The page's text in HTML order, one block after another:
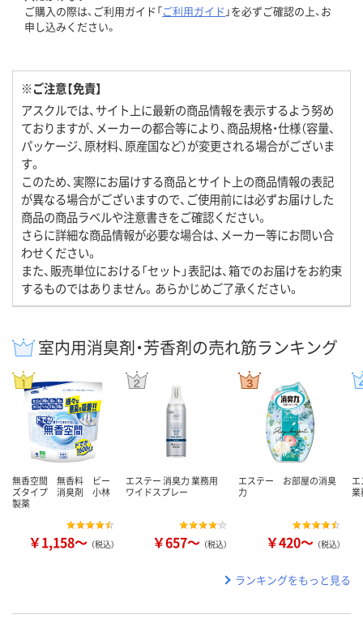
ご購入の際は、ご利用ガイド「ご利用ガイド 」を必ずご確認の上、お
申し込みください。
※ご注意【免責】
アスクルでは、サイト上に最新の商品情報を表示するよう努め
ておりますが、メーカーの都合等により、商品規格・仕様（容量、
パッケージ、原材料、原産国など）が変更される場合がございま
す。
このため、実際にお届けする商品とサイト上の商品情報の表記
が異なる場合がございますので、ご使用前には必ずお届けした
商品の商品ラベルや注意書きをご確認ください。
さらに詳細な商品情報が必要な場合は、メーカー等にお問い合
わせください。
また、販売単位における「セット」表記は、箱でのお届けをお約束
するものではありません。あらかじめご了承ください。
室内用消臭剤・芳香剤の売れ筋ランキング
無香空間 無香料 ビー
ズタイプ 消臭剤 小林
製薬
￥1,158～ （税込）
エステー 消臭力 業務用
ワイドスプレー
￥657～ （税込）
エステー お部屋の消臭
力
￥420～ （税込）
業
ランキングをもっと見る